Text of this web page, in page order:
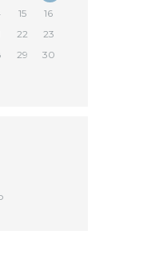
15
16
22
23
29
30